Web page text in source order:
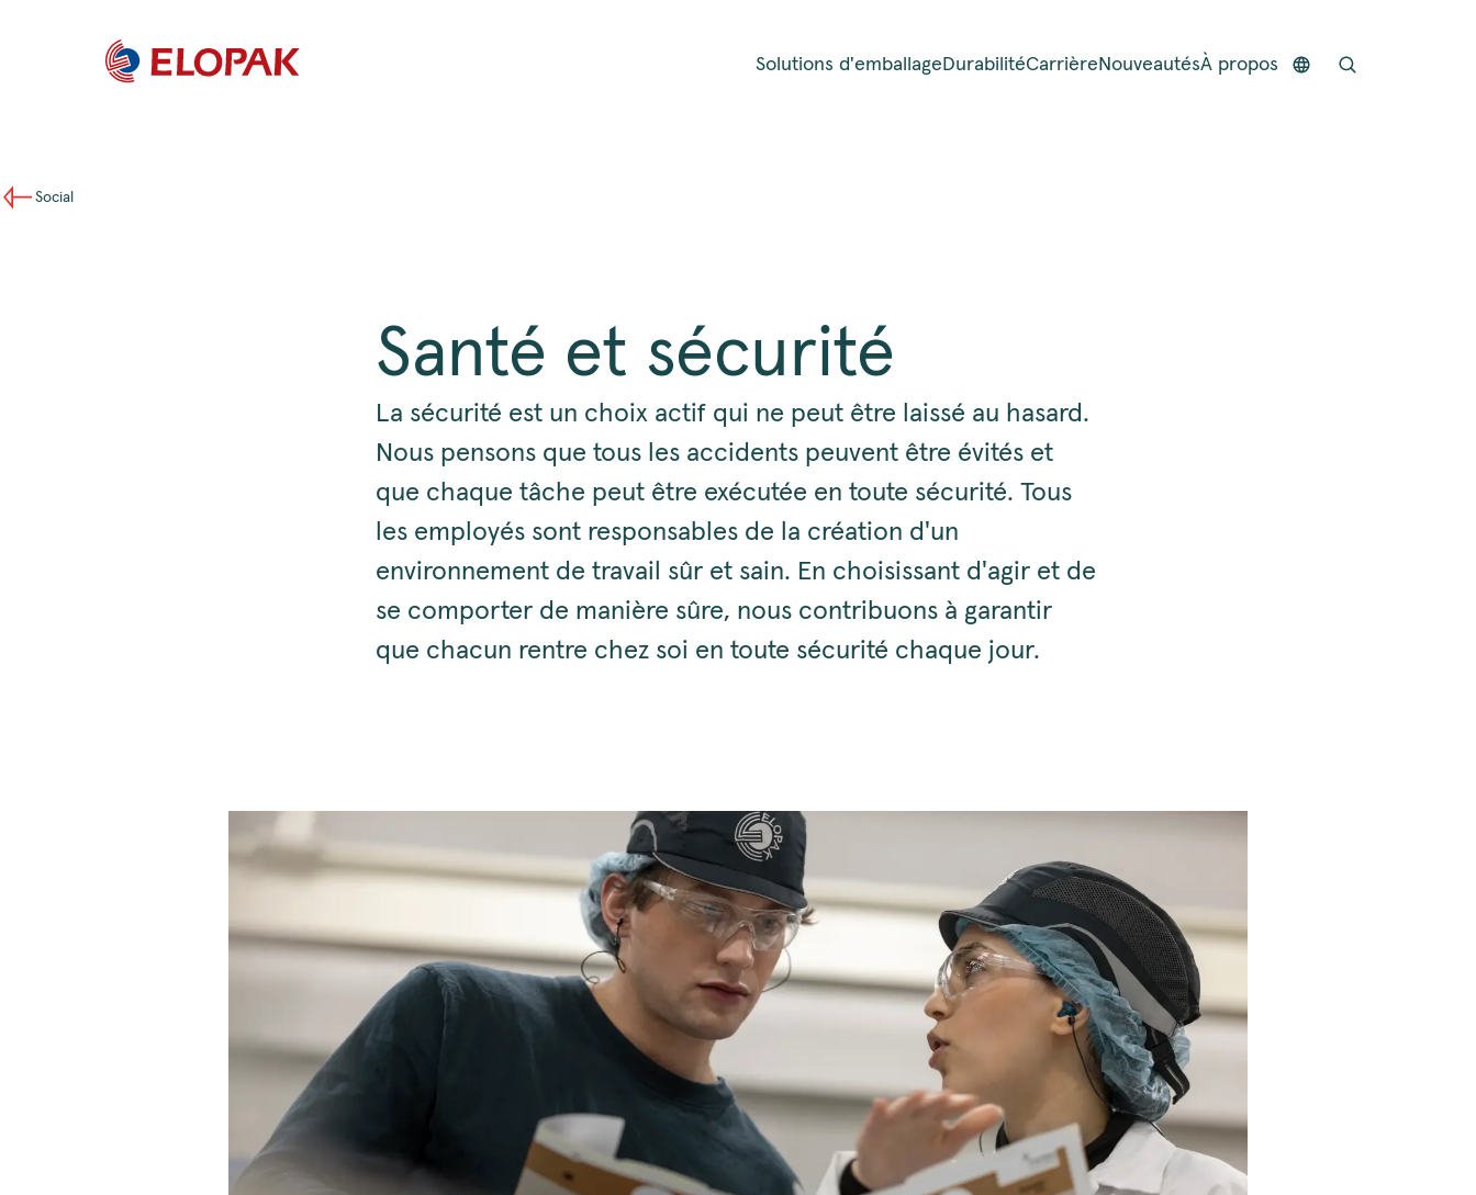
Solutions d'emballage DurabilitéCarrière NouveautésÀ propos
Social
Santé et sécurité
La sécurité est un choix actif qui ne peut être laissé au hasard.
Nous pensons que tous les accidents peuvent être évités et
que chaque tâche peut être exécutée en toute sécurité. Tous
les employés sont responsables de la création d'un
environnement de travail sûr et sain. En choisissant d'agir et de
se comporter de manière sûre, nous contribuons à garantir
que chacun rentre chez soi en toute sécurité chaque jour.